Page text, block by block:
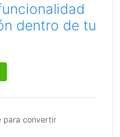
dentro de tu
para convertir